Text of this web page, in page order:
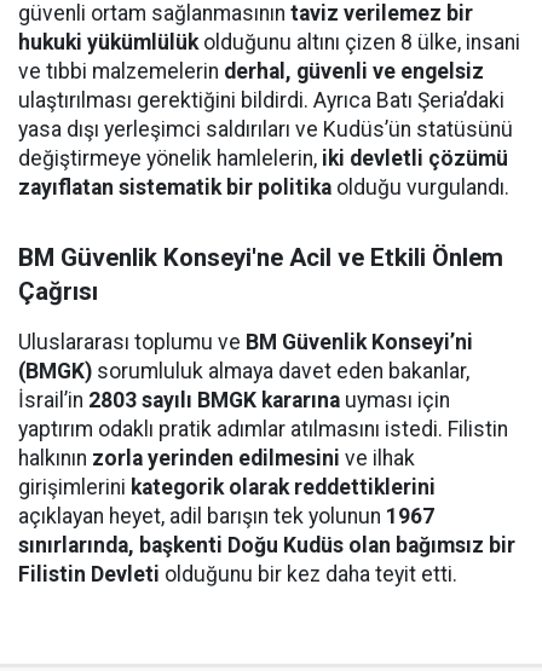
güvenli ortam sağlanmasının taviz verilemez bir
hukuki yükümlülükolduğunu altını çizen 8 ülke, insani
ve tıbbi malzemelerin derhal, güvenli ve engelsiz
ulaştırılması gerektiğini bildirdi. Ayrıca Batı Şeria’daki
yasa dışı yerleşimci saldırıları ve Kudüs’ün statüsünü
değiştirmeye yönelik hamlelerin, iki devletli çözümü
zayıflatan sistematik bir politika olduğu vurgulandı.
BM Güvenlik Konseyi'ne Acil ve Etkili Önlem
Çağrısı
Uluslararası toplumu ve BM Güvenlik Konseyi’ni
(BMGK) sorumluluk almaya davet eden bakanlar,
İsrail’in 2803 sayılı BMGK kararına uyması için
yaptırım odaklı pratik adımlar atılmasını istedi. Filistin
halkının zorla yerinden edilmesini ve ilhak
girişimlerini kategorik olarak reddettiklerini
açıklayan heyet, adil barışın tek yolunun 1967
sınırlarında, başkenti Doğu Kudüs olan bağımsız bir
Filistin Devleti olduğunu bir kez daha teyit etti.